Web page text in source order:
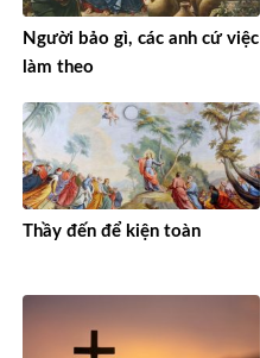
Người bảo gì, các anh cứ việc
làm theo
Thầy đến để kiện toàn